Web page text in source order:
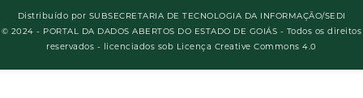
Distribuído por SUBSECRETARIA DE TECNOLOGIA DA INFORMAÇÃO/SEDI
© 2024 - PORTAL DA DADOS ABERTOS DO ESTADO DE GOIÁS - Todos os direitos
reservados - licenciados sob Licença Creative Commons 4.0